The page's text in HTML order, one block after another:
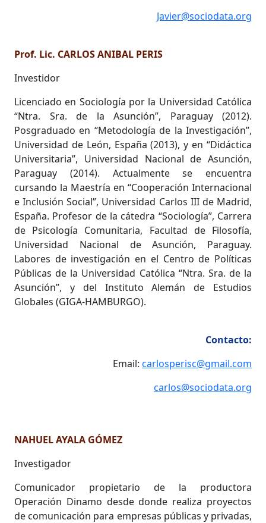
Javier@sociodata.org
Prof. Lic. CARLOS ANIBAL PERIS
Investidor
Licenciado en Sociología por la Universidad Católica
“Ntra. Sra. de la Asunción”, Paraguay (2012).
Posgraduado en “Metodología de la Investigación”,
Universidad de León, España (2013), y en “Didáctica
Universitaria”, Universidad Nacional de Asunción,
Paraguay (2014). Actualmente se encuentra
cursando la Maestría en “Cooperación Internacional
e Inclusión Social”, Universidad Carlos III de Madrid,
España. Profesor de la cátedra “Sociología”, Carrera
de Psicología Comunitaria, Facultad de Filosofía,
Universidad Nacional de Asunción, Paraguay.
Labores de investigación en el Centro de Políticas
Públicas de la Universidad Católica “Ntra. Sra. de la
Asunción”, y del Instituto Alemán de Estudios
Globales (GIGA-HAMBURGO).
Contacto:
Email: carlosperisc@gmail.com
carlos@sociodata.org
NAHUEL AYALA GÓMEZ
Investigador
Comunicador propietario de la productora
Operación Dinamo desde donde realiza proyectos
de comunicación para empresas públicas y privadas,